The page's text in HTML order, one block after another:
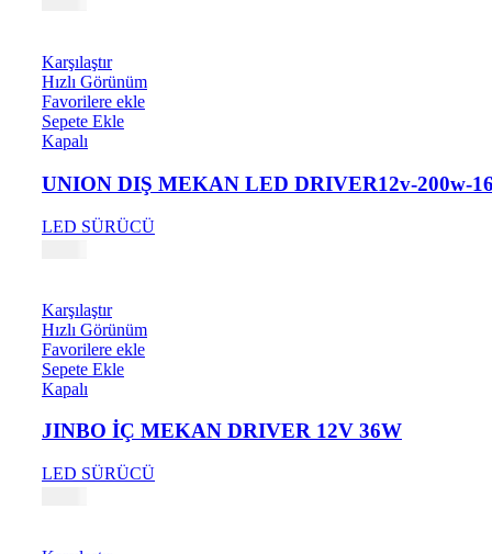
Karşılaştır
Hızlı Görünüm
Favorilere ekle
Sepete Ekle
Kapalı
UNION DIŞ MEKAN LED DRIVER12v-200w-
LED SÜRÜCÜ
Karşılaştır
Hızlı Görünüm
Favorilere ekle
Sepete Ekle
Kapalı
JINBO İÇ MEKAN DRIVER 12V 36W
LED SÜRÜCÜ